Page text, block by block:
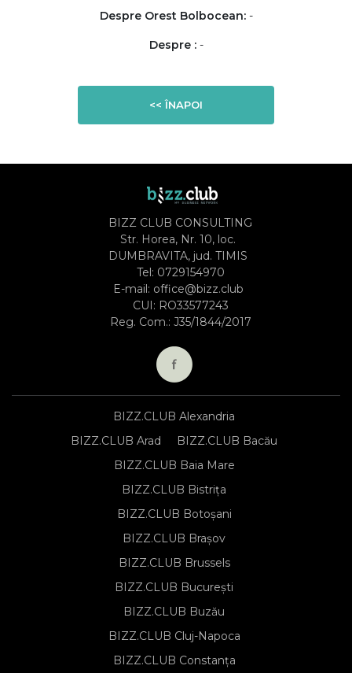
Despre Orest Bolbocean: -
Despre : -
<< ÎNAPOI
BIZZ CLUB CONSULTING
Str. Horea, Nr. 10, loc.
DUMBRAVITA, jud. TIMIS
Tel: 0729154970
E-mail: office@bizz.club
CUI: RO33577243
Reg. Com.: J35/1844/2017
BIZZ.CLUB Alexandria
BIZZ.CLUB Arad
BIZZ.CLUB Bacău
BIZZ.CLUB Baia Mare
BIZZ.CLUB Bistrița
BIZZ.CLUB Botoșani
BIZZ.CLUB Brașov
BIZZ.CLUB Brussels
BIZZ.CLUB București
BIZZ.CLUB Buzău
BIZZ.CLUB Cluj-Napoca
BIZZ.CLUB Constanța